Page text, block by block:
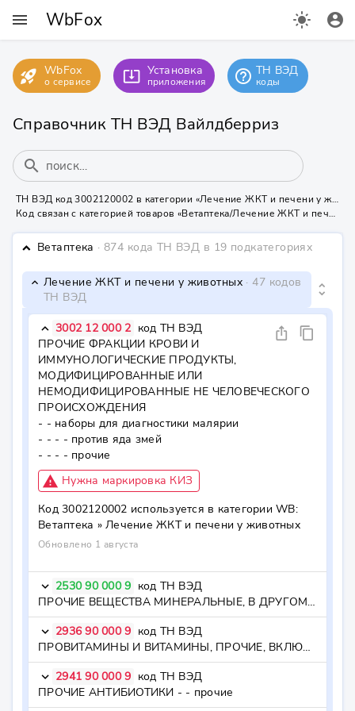
menu WbFox light_mode account_circle
rocket_launch WbFox
о сервисе system_update_alt Установка
приложения help_outline ТН ВЭД
коды
Справочник ТН ВЭД Вайлдберриз
search
ТН ВЭД код 3002120002 в категории «Лечение ЖКТ и печени у животных» на Вайлдберриз
Код связан с категорией товаров «Ветаптека/Лечение ЖКТ и печени у животных» - нужна маркировка КИЗ или УИН
keyboard_arrow_down Ветаптека · 874 кода ТН ВЭД в 19 подкатегориях
keyboard_arrow_down Лечение ЖКТ и печени у животных · 47 кодов
ТН ВЭД
unfold_more
ios_share content_copy
keyboard_arrow_down 3002 12 000 2 код ТН ВЭД
ПРОЧИЕ ФРАКЦИИ КРОВИ И
ИММУНОЛОГИЧЕСКИЕ ПРОДУКТЫ,
МОДИФИЦИРОВАННЫЕ ИЛИ
НЕМОДИФИЦИРОВАННЫЕ НЕ ЧЕЛОВЕЧЕСКОГО
ПРОИСХОЖДЕНИЯ
- - наборы для диагностики малярии
- - - - против яда змей
- - - - прочие
report_problem Нужна маркировка КИЗ
Код3002120002 используется в категории WB:
Ветаптека »Лечение ЖКТ и печени у животных
Обновлено 1 августа
keyboard_arrow_down 2530 90 000 9 код ТН ВЭД
ПРОЧИЕ ВЕЩЕСТВА МИНЕРАЛЬНЫЕ, В ДРУГОМ МЕСТЕ НЕ ПОИМЕНОВАННЫЕ ИЛИ НЕ ВКЛЮЧЕННЫЕ - - янтарь; янтарь агломерированный; гагат (черный янтарь) - - янтарь; янтарь агломерированный; гагат (черный янтарь) - - прочие - - прочие
keyboard_arrow_down 2936 90 000 9 код ТН ВЭД
ПРОВИТАМИНЫ И ВИТАМИНЫ, ПРОЧИЕ, ВКЛЮЧАЯ ПРИРОДНЫЕ КОНЦЕНТРАТЫ - - - прочие
keyboard_arrow_down 2941 90 000 9 код ТН ВЭД
ПРОЧИЕ АНТИБИОТИКИ - - прочие